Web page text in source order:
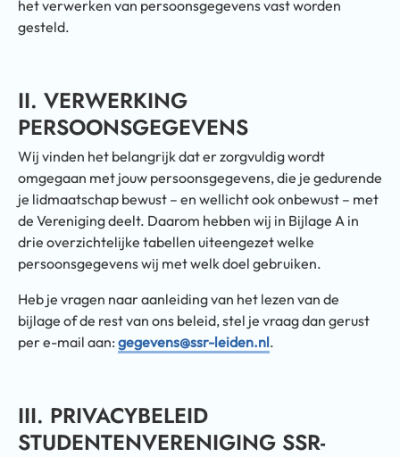
het verwerken van persoonsgegevens vast worden
gesteld.
II. VERWERKING
PERSOONSGEGEVENS
Wij vinden het belangrijk dat er zorgvuldig wordt
omgegaan met jouw persoonsgegevens, die je gedurende
je lidmaatschap bewust – en wellicht ook onbewust – met
de Vereniging deelt. Daarom hebben wij in Bijlage A in
drie overzichtelijke tabellen uiteengezet welke
persoonsgegevens wij met welk doel gebruiken.
Heb je vragen naar aanleiding van het lezen van de
bijlage of de rest van ons beleid, stel je vraag dan gerust
per e-mail aan: gegevens@ssr-leiden.nl.
III. PRIVACYBELEID
STUDENTENVERENIGING SSR-